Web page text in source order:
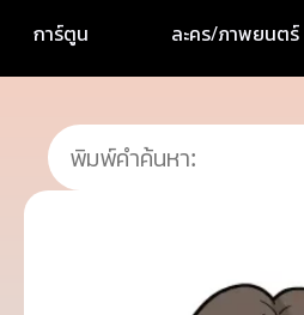
การ์ตูน
ละคร/ภาพยนตร์